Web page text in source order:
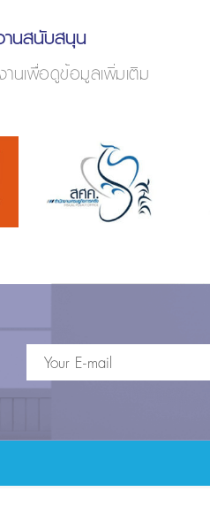
นสนับสนุน
นเพื่อดูข้อมูลเพิ่มเติม